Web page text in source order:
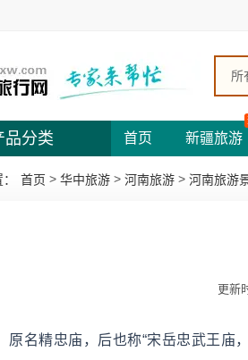
所
品分类 首页 新疆旅游
首页 > 华中旅游 > 河南旅游 > 河南旅游
更新
原名精忠庙，后也称“宋岳忠武王庙